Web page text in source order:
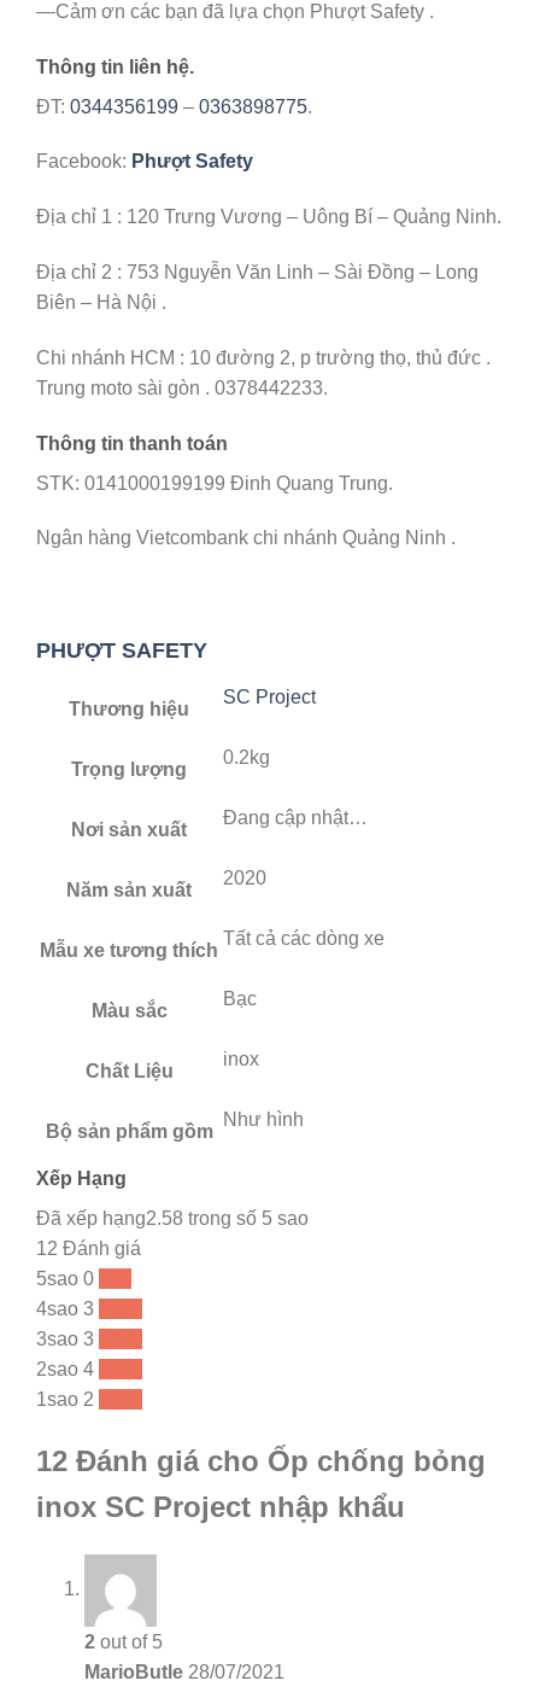
—Cảm ơn các bạn đã lựa chọn Phượt Safety .
Thông tin liên hệ.
ĐT: 0344356199 – 0363898775.
Facebook: Phượt Safety
Địa chỉ 1 : 120 Trưng Vương – Uông Bí – Quảng Ninh.
Địa chỉ 2 : 753 Nguyễn Văn Linh – Sài Đồng – Long
Biên – Hà Nội .
Chi nhánh HCM : 10 đường 2, p trường thọ, thủ đức .
Trung moto sài gòn . 0378442233.
Thông tin thanh toán
STK: 0141000199199 Đinh Quang Trung.
Ngân hàng Vietcombank chi nhánh Quảng Ninh .
PHƯỢT SAFETY
Thương hiệu
SC Project
Trọng lượng
0.2kg
Nơi sản xuất
Đang cập nhật…
Năm sản xuất
2020
Mẫu xe tương thích
Tất cả các dòng xe
Màu sắc
Bạc
Chất Liệu
inox
Bộ sản phẩm gồm
Như hình
Xếp Hạng
Đã xếp hạng2.58 trong số 5 sao
12 Đánh giá
5sao 0
4sao 3
3sao 3
2sao 4
1sao 2
12 Đánh giá cho Ốp chống bỏng
inox SC Project nhập khẩu
2 out of 5
MarioButle 28/07/2021